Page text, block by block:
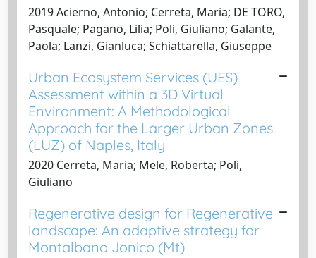
2019 Acierno, Antonio; Cerreta, Maria; DE TORO,
Pasquale; Pagano, Lilia; Poli, Giuliano; Galante,
Paola; Lanzi, Gianluca; Schiattarella, Giuseppe
Urban Ecosystem Services (UES)
Assessment within a 3D Virtual
Environment: A Methodological
Approach for the Larger Urban Zones
(LUZ) of Naples, Italy
2020 Cerreta, Maria; Mele, Roberta; Poli,
Giuliano
Regenerative design for Regenerative
landscape: An adaptive strategy for
Montalbano Jonico (Mt)